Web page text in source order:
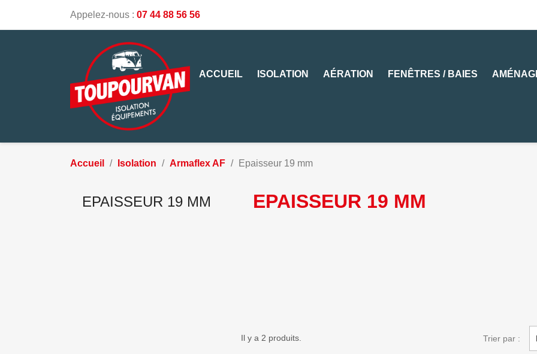
Appelez-nous : 07 44 88 56 56
ACCUEIL ISOLATION AÉRATION FENÊTRES / BAIES
Accueil Isolation Armaflex AF Epaisseur 19 mm
EPAISSEUR 19 MM EPAISSEUR 19 MM
Il y a 2 produits. Trier par :